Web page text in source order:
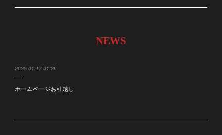
NEWS
2025.01.17 01:29
ホームページお引越し